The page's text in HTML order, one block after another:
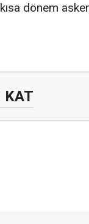
dönem
KAT